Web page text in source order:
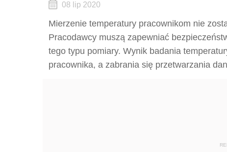
08 lip 2020
Mierzenie temperatury pracownikom nie
Pracodawcy muszą zapewniać
tego typu pomiary. Wynik badania
pracownika, a zabrania się przetwarzania